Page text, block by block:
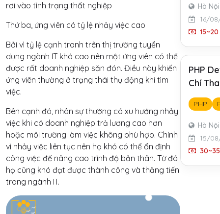
rơi vào tình trạng thất nghiệp
Thứ ba, ứng viên có tỷ lệ nhảy việc cao
Bởi vì tỷ lệ cạnh tranh trên thị trường tuyển
dụng ngành IT khá cao nên một ứng viên có thể
được rất doanh nghiệp săn đón. Điều này khiến
ứng viên thường ở trạng thái thụ động khi tìm
việc.
Bên cạnh đó, nhân sự thường có xu hướng nhảy
việc khi có doanh nghiệp trả lương cao hơn
hoặc môi trường làm việc không phù hợp. Chính
vì nhảy việc liên tục nên họ khó có thể ổn định
công việc để nâng cao trình độ bản thân. Từ đó
họ cũng khó đạt được thành công và thăng tiến
trong ngành IT.
Hà Nội
16/
PHP
Chí
PHP
Hà Nội
15/